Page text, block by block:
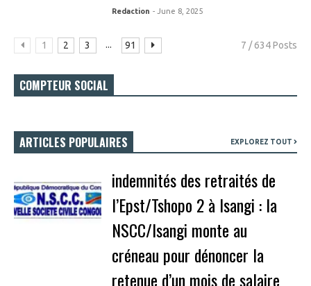
Redaction - June 8, 2025
1 2 3 ... 91 7 / 634 Posts
COMPTEUR SOCIAL
ARTICLES POPULAIRES EXPLOREZ TOUT
indemnités des retraités de
l’Epst/Tshopo 2 à Isangi : la
NSCC/Isangi monte au
créneau pour dénoncer la
retenue d’un mois de salaire